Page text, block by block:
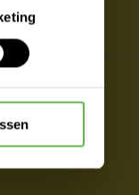
der